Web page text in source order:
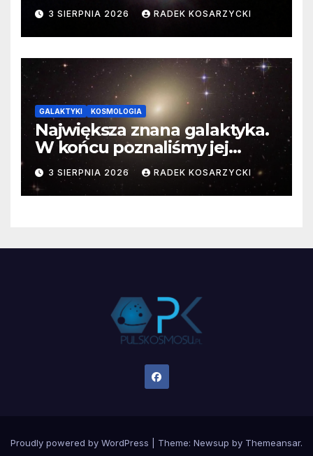
3 SIERPNIA 2026 RADEK KOSARZYCKI
GALAKTYKI KOSMOLOGIA
Największa znana galaktyka.
W końcu poznaliśmy jej
faktyczne wymiary
3 SIERPNIA 2026 RADEK KOSARZYCKI
Proudly powered by WordPress Theme: Newsup by Themeansar.